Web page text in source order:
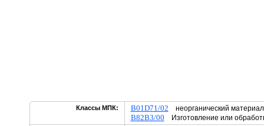
Классы МПК: B01D71/02 неорганический материал
B82B3/00 Изготовление или